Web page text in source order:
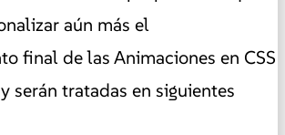
aún más el
final de las Animaciones en CSS
serán tratadas en siguientes